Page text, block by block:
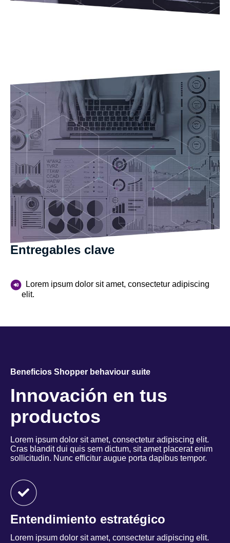
Entregables clave
Lorem ipsum dolor sit amet, consectetur adipiscing
elit.
Beneficios Shopper behaviour suite
Innovación en tus
productos
Lorem ipsum dolor sit amet, consectetur adipiscing elit.
Cras blandit dui quis sem dictum, sit amet placerat enim
sollicitudin. Nunc efficitur augue porta dapibus tempor.
Entendimiento estratégico
Lorem ipsum dolor sit amet, consectetur adipiscing elit.